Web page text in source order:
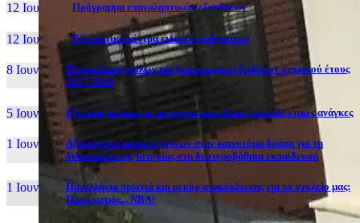
12 Ιουν, 26 Πρόγραμμα επαναληπτικών εξετάσεων
12 Ιουν, 26 Εξεταστικά κέντρα ειδικών μαθημάτων
8 Ιουν, 26
Παρουσίαση ομίλων και (καινοτόμων) δράσεων σχολικού έτους
2025-2026
5 Ιουν, 26 Εξέταση ατόμων με αναπηρία και ειδικές εκπαιδευτικές ανάγκες
1 Ιουν, 26
Αξιολόγηση συμμετεχόντων στην καινοτόμα δράση για τη
διδασκαλία της Ιστορίας στη δευτεροβάθμια εκπαίδευση
1 Ιουν, 26
Πανελλήνια πρωτιά και ρεκόρ ανακύκλωσης για το σχολείο μας:
Προορισμός... NBA!